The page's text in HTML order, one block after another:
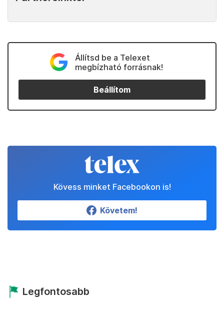
Állítsd be a Telexet
megbízható forrásnak!
Beállítom
Kövess minket Facebookon is!
Követem!
Legfontosabb